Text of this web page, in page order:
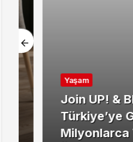
Yaşam
Join UP! &
Türkiye’ye
Milyonlarca